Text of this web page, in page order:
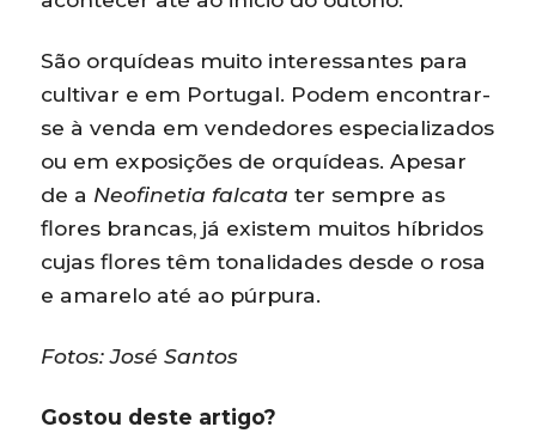
São orquídeas muito interessantes para
cultivar e em Portugal. Podem encontrar-
se à venda em vendedores especializados
ou em exposições de orquídeas. Apesar
de a Neofinetia falcata ter sempre as
flores brancas, já existem muitos híbridos
cujas flores têm tonalidades desde o rosa
e amarelo até ao púrpura.
Fotos: José Santos
Gostou deste artigo?